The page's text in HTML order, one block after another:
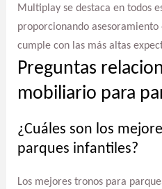
Multiplay se destaca en todos
proporcionando
cumple con las más altas
Preguntas
mobiliario para
¿Cuáles son los
parques infantiles?
Los mejores tronos para